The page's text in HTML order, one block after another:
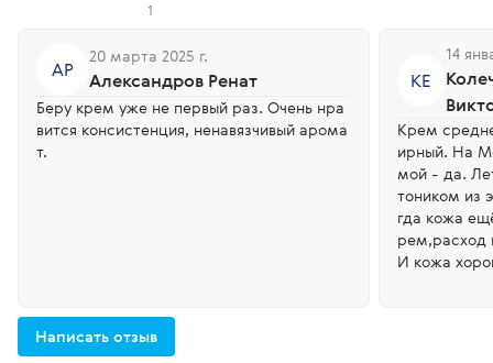
1
АР
20 марта 2025 г.
Александров Ренат
Беру крем уже не первый раз. Очень нра
вится консистенция, ненавязчивый арома
т.
КЕ
14
Крем
ирный. На
мой - да. Летом -
тоником из
гда кожа
рем,расход
И кожа
Написать отзыв